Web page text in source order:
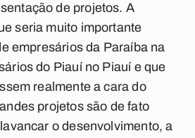
de projetos. A
seria muito importante
empresários da Paraíba na
do Piauí no Piauí e que
realmente a cara do
projetos são de fato
o desenvolvimento, a